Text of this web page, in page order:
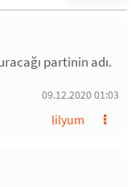
partinin adı.
09.12.2020 01:03
lilyum